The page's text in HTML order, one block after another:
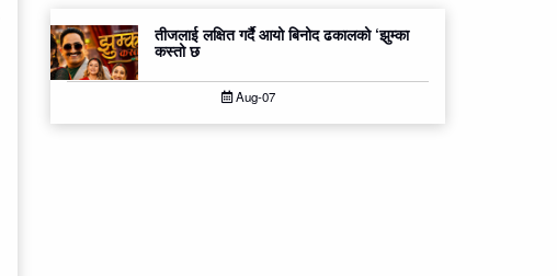
तीजलाई लक्षित गर्दै आयो बिनोद ढकालको ‘झुम्का
कस्तो छ
Aug-07